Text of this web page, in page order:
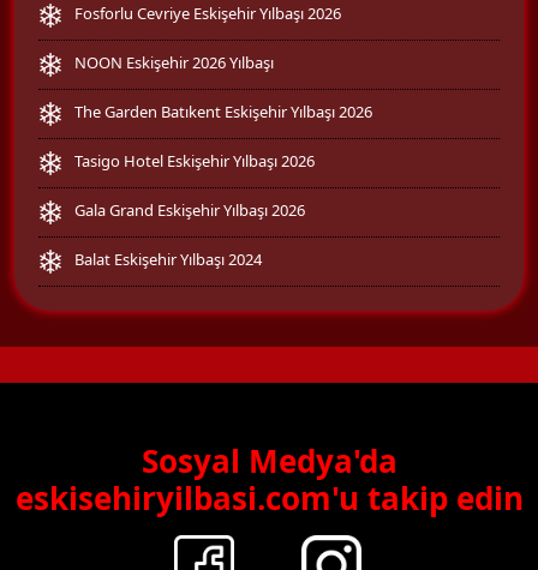
Fosforlu Cevriye Eskişehir Yılbaşı 2026
NOON Eskişehir 2026 Yılbaşı
The Garden Batıkent Eskişehir Yılbaşı 2026
Tasigo Hotel Eskişehir Yılbaşı 2026
Gala Grand Eskişehir Yılbaşı 2026
Balat Eskişehir Yılbaşı 2024
Sosyal Medya'da
eskisehiryilbasi.com'u takip edin